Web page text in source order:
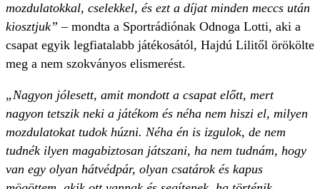
mozdulatokkal, cselekkel, és ezt a díjat minden meccs után
kiosztjuk” – mondta a Sportrádiónak Odnoga Lotti, aki a
csapat egyik legfiatalabb játékosától, Hajdú Lilitől örökölte
meg a nem szokványos elismerést.
„Nagyon jólesett, amit mondott a csapat előtt, mert
nagyon tetszik neki a játékom és néha nem hiszi el, milyen
mozdulatokat tudok húzni. Néha én is izgulok, de nem
tudnék ilyen magabiztosan játszani, ha nem tudnám, hogy
van egy olyan hátvédpár, olyan csatárok és kapus